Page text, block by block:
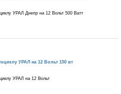
УРАЛ Днепр на 12 Вольт 500 Ватт
УРАЛ на 12 Вольт 150 вт
УРАЛ на 12 Вольт